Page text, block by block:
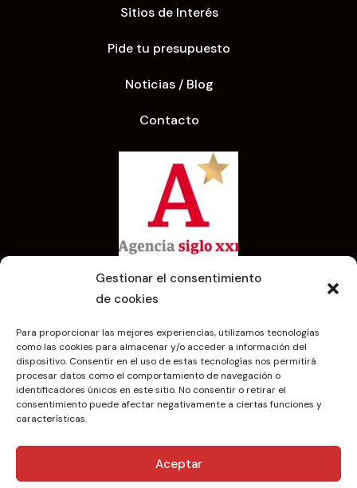
Gestionar el consentimiento
de cookies
Para proporcionar las mejores experiencias, utilizamos tecnologías
como las cookies para almacenar y/o acceder a información del
dispositivo. Consentir en el uso de estas tecnologías nos permitirá
procesar datos como el comportamiento de navegación o
identificadores únicos en este sitio. No consentir o retirar el
consentimiento puede afectar negativamente a ciertas funciones y
características.
Aceptar
Sitios de Interés
Pide tu presupuesto
Noticias / Blog
Contacto